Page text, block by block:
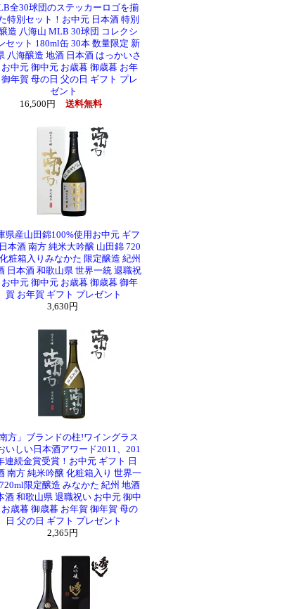
檬
全30球団のステッカーロゴを揃
特別セット！お中元 日本酒 特別
造 八海山 MLB 30球団 コレクシ
セット 180ml缶 30本 数量限定 新
八海醸造 地酒 日本酒 はっかいさ
お中元 御中元 お歳暮 御歳暮 お年
御年賀 母の日 父の日 ギフト プレ
ゼント
16,500円
送料無料
県産山田錦100%使用お中元 ギフ
日本酒 南方 純米大吟醸 山田錦 720
粧箱入りみなかた 限定醸造 紀州
日本酒 和歌山県 世界一統 退職祝
お中元 御中元 お歳暮 御歳暮 御年
賀 お年賀 ギフト プレゼント
3,630円
南方」ブランドの柱!ワイングラス
いしい日本酒アワード2011、201
連続金賞受賞！お中元 ギフト 日
南方 純米吟醸 化粧箱入り 世界一
限定醸造 みなかた 紀州 地酒
酒 和歌山県 退職祝い お中元 御中
お歳暮 御歳暮 お年賀 御年賀 母の
日 父の日 ギフト プレゼント
2,365円